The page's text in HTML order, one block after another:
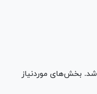
بخش‌های موردنیاز